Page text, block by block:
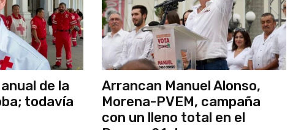
de la
todavía
Arrancan Manuel Alonso,
Morena-PVEM, campaña
con un lleno total en el